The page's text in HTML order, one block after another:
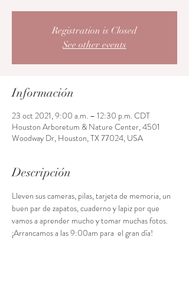
Registration is Closed
See other events
Información
23 oct 2021, 9:00 a.m. – 12:30 p.m. CDT
Houston Arboretum & Nature Center, 4501
Woodway Dr, Houston, TX 77024, USA
Descripción
Lleven sus cameras, pilas, tarjeta de memoria, un
buen par de zapatos, cuaderno y lapiz por que
vamos a aprender mucho y tomar muchas fotos.
¡Arrancamos a las 9:00am para  el gran día!